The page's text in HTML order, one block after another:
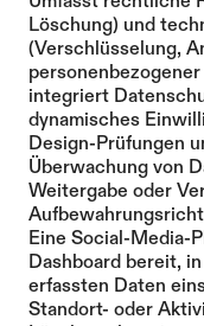
Löschung) und
(Verschlüsselung,
integriert
dynamisches
Design-Prüfungen
Überwachung von
Weitergabe oder
Eine Social-Media-
Dashboard bereit,
erfassten Daten
Standort- oder